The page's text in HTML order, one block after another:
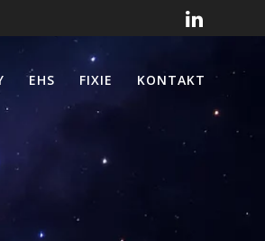
EHS FIXIE KONTAKT